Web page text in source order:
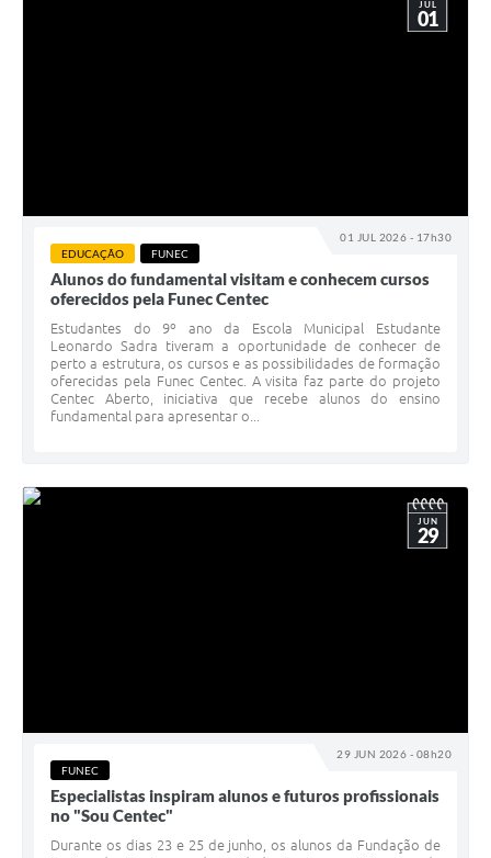
01 JUL 2026 - 17h30
JUL
01
EDUCAÇÃO FUNEC
Alunos do fundamental visitam e conhecem cursos
oferecidos pela Funec Centec
Estudantes do 9º ano da Escola Municipal Estudante
Leonardo Sadra tiveram a oportunidade de conhecer de
perto a estrutura, os cursos e as possibilidades de formação
oferecidas pela Funec Centec. A visita faz parte do projeto
Centec Aberto, iniciativa que recebe alunos do ensino
fundamental para apresentar o...
29 JUN 2026 - 08h20
JUN
29
FUNEC
Especialistas inspiram alunos e futuros profissionais
no "Sou Centec"
Durante os dias 23 e 25 de junho, os alunos da Fundação de